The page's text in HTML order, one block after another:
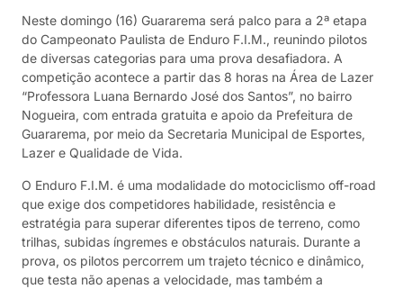
Neste domingo (16) Guararema será palco para a 2ª etapa
do Campeonato Paulista de Enduro F.I.M., reunindo pilotos
de diversas categorias para uma prova desafiadora. A
competição acontece a partir das 8 horas na Área de Lazer
“Professora Luana Bernardo José dos Santos”, no bairro
Nogueira, com entrada gratuita e apoio da Prefeitura de
Guararema, por meio da Secretaria Municipal de Esportes,
Lazer e Qualidade de Vida.
O Enduro F.I.M. é uma modalidade do motociclismo off-road
que exige dos competidores habilidade, resistência e
estratégia para superar diferentes tipos de terreno, como
trilhas, subidas íngremes e obstáculos naturais. Durante a
prova, os pilotos percorrem um trajeto técnico e dinâmico,
que testa não apenas a velocidade, mas também a